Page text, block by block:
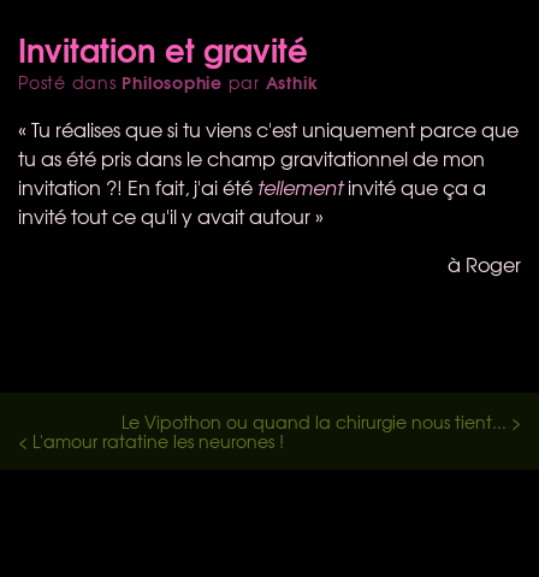
Invitation et gravité
Posté dans Philosophie par Asthik
« Tu réalises que si tu viens c'est uniquement parce que
tu as été pris dans le champ gravitationnel de mon
invitation ?! En fait, j'ai été tellementinvité que ça a
invité tout ce qu'il y avait autour »
à Roger
Le Vipothon ou quand la chirurgie nous tient... >
< L'amour ratatine les neurones !